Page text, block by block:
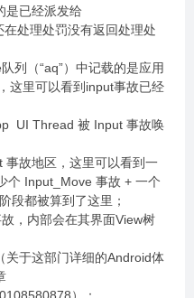
是已经派发给
在处理处罚没有返回处理处
列（“aq”）中记载的是应用
这里可以看到input事故已经
UI Thread 被 Input 事故唤
故地区，这里可以看到一
个 Input_Move 事故 + 一个
段都被算到了这里；
，内部会在其界面View树
关于这部门详细的Android体